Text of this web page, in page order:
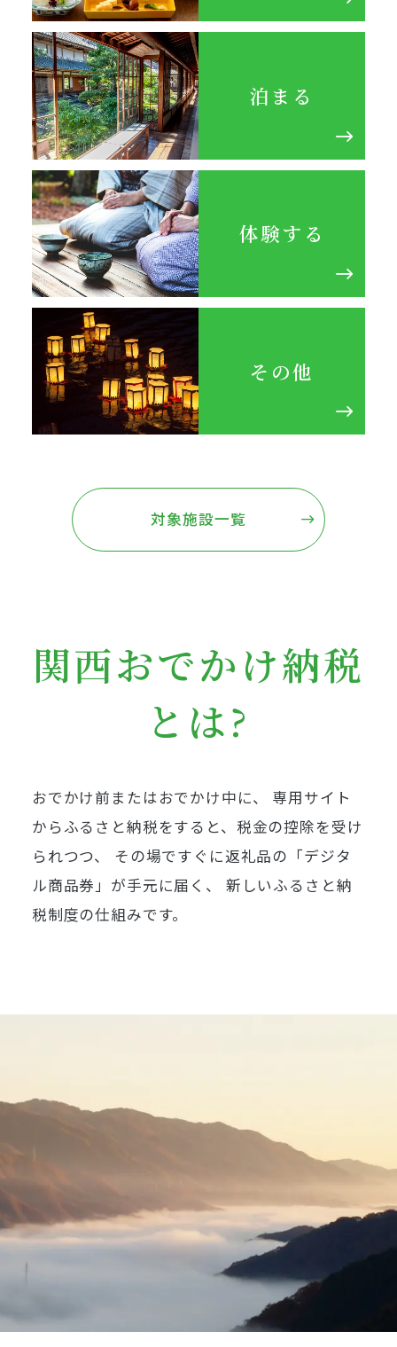
泊まる
体験する
その他
対象施設一覧
関西おでかけ納税
とは?
おでかけ前またはおでかけ中に、
専用サイト
からふるさと納税をすると、税金の控除を受け
られつつ、
その場ですぐに返礼品の「デジタ
ル商品券」が手元に届く、
新しいふるさと納
税制度の仕組みです。